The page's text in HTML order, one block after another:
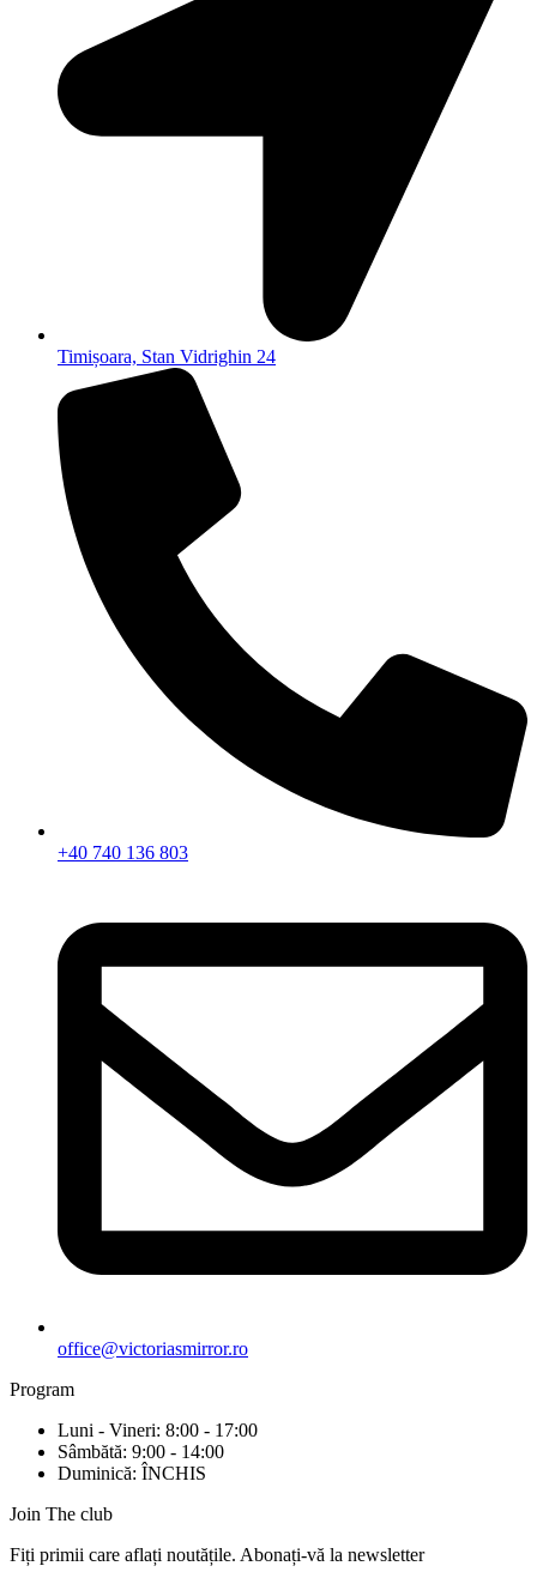
Timișoara, Stan Vidrighin 24
+40 740 136 803
office@victoriasmirror.ro
Program
Luni - Vineri: 8:00 - 17:00
Sâmbătă: 9:00 - 14:00
Duminică: ÎNCHIS
Join The club
Fiți primii care aflați noutățile. Abonați-vă la newsletter